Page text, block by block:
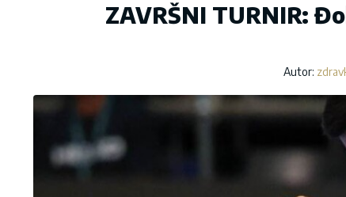
ZAVRŠNI TURNIR:
Autor: